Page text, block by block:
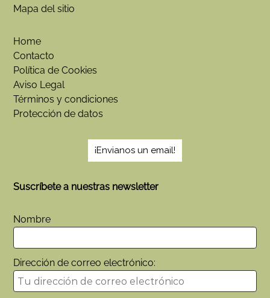
Mapa del sitio
Home
Contacto
Política de Cookies
Aviso Legal
Términos y condiciones
Protección de datos
¡Envianos un email!
Suscríbete a nuestras newsletter
Nombre
Dirección de correo electrónico: